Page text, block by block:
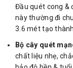
Đầu quét cong &
này thường đi
3.6 mét tạo
Bộ cây quét
chất liệu nhẹ,